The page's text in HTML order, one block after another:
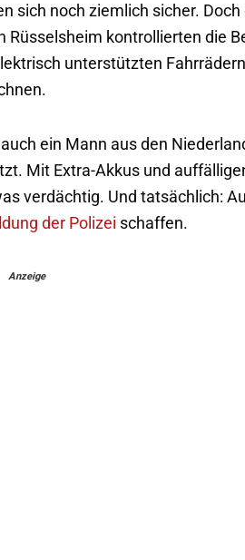
sich noch ziemlich sicher.
Rüsselsheim kontrollierten die
unterstützten
ein Mann aus den
Mit Extra-Akkus und
verdächtig. Und tatsächlich:
der Polizei schaffen.
Anzeige